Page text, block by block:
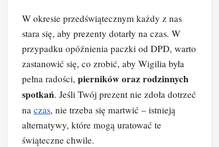
W okresie przedświątecznym każdy z nas
stara się, aby prezenty dotarły na czas. W
przypadku opóźnienia paczki od DPD, warto
zastanowić się, co zrobić, aby Wigilia była
pełna radości, pierników oraz rodzinnych
spotkań. Jeśli Twój prezent nie zdoła dotrzeć
na czas, nie trzeba się martwić – istnieją
alternatywy, które mogą uratować te
świąteczne chwile.